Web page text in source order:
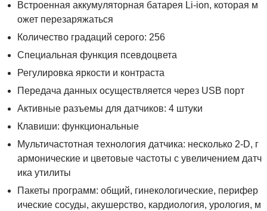
Встроенная аккумуляторная батарея Li-ion, которая м
ожет перезаряжаться
Количество градаций серого: 256
Специальная функция псевдоцвета
Регулировка яркости и контраста
Передача данных осуществляется через USB порт
Активные разъемы для датчиков: 4 штуки
Клавиши: функциональные
Мультичастотная технология датчика: несколько 2-D, г
армонические и цветовые частоты с увеличением датч
ика утилиты
Пакеты программ: общий, гинекологические, перифер
ические сосуды, акушерство, кардиология, урология, м